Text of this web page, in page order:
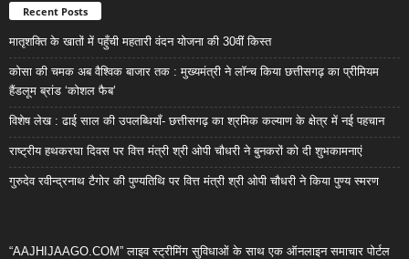
Recent Posts
मातृशक्ति के खातों में पहुँची महतारी वंदन योजना की 30वीं किस्त
कोसा की चमक अब वैश्विक बाजार तक : मुख्यमंत्री ने लॉन्च किया छत्तीसगढ़ का प्रीमियम
हैंडलूम ब्रांड ‘कोशल फैब’
विशेष लेख : ढाई साल की उपलब्धियाँ- छत्तीसगढ़ का श्रमिक कल्याण के क्षेत्र में नई पहचान
राष्ट्रीय हथकरघा दिवस पर वित्त मंत्री श्री ओपी चौधरी ने बुनकरों को दी शुभकामनाएं
गुरुदेव रवीन्द्रनाथ टैगोर की पुण्यतिथि पर वित्त मंत्री श्री ओपी चौधरी ने किया पुण्य स्मरण
“AAJHIJAAGO.COM” लाइव स्ट्रीमिंग सुविधाओं के साथ एक ऑनलाइन समाचार पोर्टल